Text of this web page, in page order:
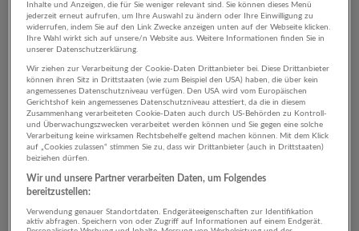
3 Transport, Verkehr Land-
und Forstwirtschaft
Unternehmen
Inhalte und Anzeigen, die für Sie weniger relevant sind. Sie können dieses Menü
jederzeit erneut aufrufen, um Ihre Auswahl zu ändern oder Ihre Einwilligung zu
widerrufen, indem Sie auf den Link Zwecke anzeigen unten auf der Webseite klicken.
Ihre Wahl wirkt sich auf unsere/n Website aus. Weitere Informationen finden Sie in
unserer Datenschutzerklärung.
Wir ziehen zur Verarbeitung der Cookie-Daten Drittanbieter bei. Diese Drittanbieter
können ihren Sitz in Drittstaaten (wie zum Beispiel den USA) haben, die über kein
angemessenes Datenschutzniveau verfügen. Den USA wird vom Europäischen
Gerichtshof kein angemessenes Datenschutzniveau attestiert, da die in diesem
Zusammenhang verarbeiteten Cookie-Daten auch durch US-Behörden zu Kontroll-
und Überwachungszwecken verarbeitet werden können und Sie gegen eine solche
Verarbeitung keine wirksamen Rechtsbehelfe geltend machen können. Mit dem Klick
auf „Cookies zulassen“ stimmen Sie zu, dass wir Drittanbieter (auch in Drittstaaten)
beiziehen dürfen.
Wir und unsere Partner verarbeiten Daten, um Folgendes
bereitzustellen:
Verwendung genauer Standortdaten. Endgeräteeigenschaften zur Identifikation
aktiv abfragen. Speichern von oder Zugriff auf Informationen auf einem Endgerät.